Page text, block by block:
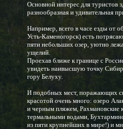
Основной интерес для туристов
разнообразная и удивительная
Например, всего в часе езды от
Усть-Каменогорск) есть
пяти небольших озер, уютно
ущелий.
Проехав ближе к границе с
увидеть наивысшую точку
гору Белуху.
И подобных мест, поражающих
красотой очень много: озеро
и черным пляжем, Рахмановские
термальными водами,
из пяти крупнейших в мире!) и